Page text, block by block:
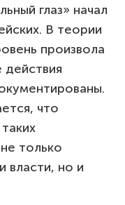
глаз» начал
В теории
произвола
действия
что
только
власти, но и